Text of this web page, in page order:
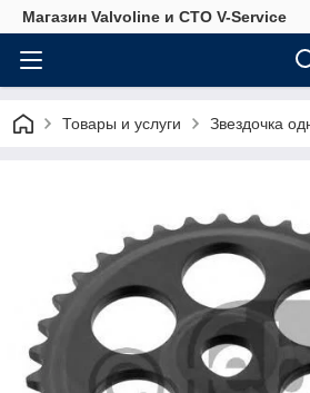
Магазин Valvoline и СТО V-Service
Товары и услуги Звездочка